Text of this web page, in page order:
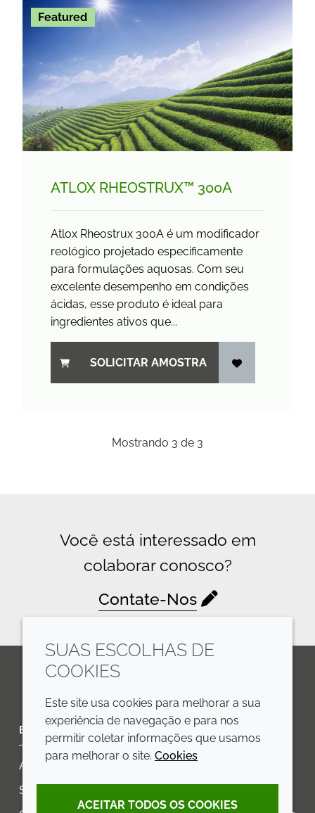
Featured
ATLOX RHEOSTRUX™ 300A
Atlox Rheostrux 300A é um modificador
reológico projetado especificamente
para formulações aquosas. Com seu
excelente desempenho em condições
ácidas, esse produto é ideal para
ingredientes ativos que...
SOLICITAR AMOSTRA
Mostrando 3 de 3
Você está interessado em
colaborar conosco?
Contate-Nos
LinkedInYoutubeLine
EMPRESA
Annual Report
Sustainability Report
LEGAL
Termos e condições
SUAS ESCOLHAS DE
COOKIES
Este site usa cookies para melhorar a sua
experiência de navegação e para nos
permitir coletar informações que usamos
para melhorar o site. Cookies
ACEITAR TODOS OS COOKIES